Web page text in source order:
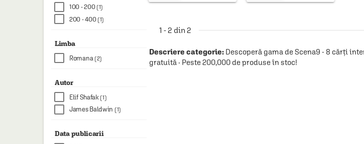
PROMOȚII ȘI SELECȚII
100 - 200 (1)
200 - 400 (1)
Limba
Romana (2)
Autor
Elif Shafak (1)
James Baldwin (1)
Data publicarii
1 - 2 din 2
Descriere categorie: Descoperă gama de Scena9 - 8 cărți
gratuită · Peste 200,000 de produse în stoc!